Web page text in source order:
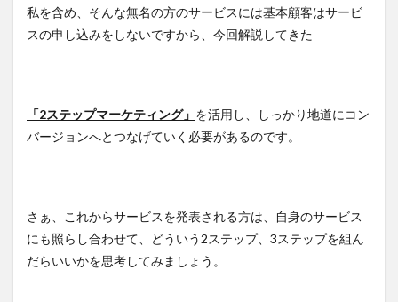
私を含め、そんな無名の方のサービスには基本顧客はサービ
スの申し込みをしないですから、今回解説してきた
「2ステップマーケティング」 を活用し、しっかり地道にコン
バージョンへとつなげていく必要があるのです。
さぁ、これからサービスを発表される方は、自身のサービス
にも照らし合わせて、どういう2ステップ、3ステップを組ん
だらいいかを思考してみましょう。